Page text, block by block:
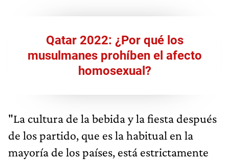
Qatar 2022: ¿Por qué los
musulmanes prohíben el afecto
homosexual?
"La cultura de la bebida y la fiesta después
de los partido, que es la habitual en la
mayoría de los países, está estrictamente